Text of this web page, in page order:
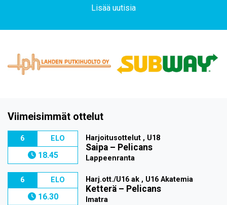
Lisää uutisia
Viimeisimmät ottelut
6 ELO
18.45
Harjoitusottelut , U18
Saipa – Pelicans
Lappeenranta
6 ELO
16.30
Harj.ott./U16 ak , U16 Akatemia
Ketterä – Pelicans
Imatra